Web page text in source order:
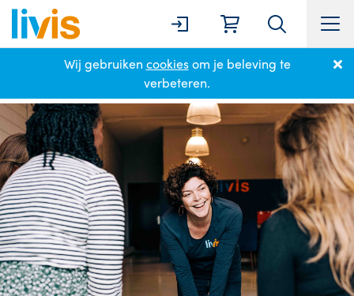
Wij gebruiken cookiesom je beleving te
verbeteren.
Werken bij Livis